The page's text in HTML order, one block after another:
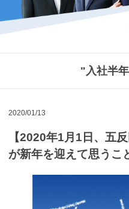
"入社半
2020/01/13
【2020年1月1日、五
が新年を迎えて思うこ